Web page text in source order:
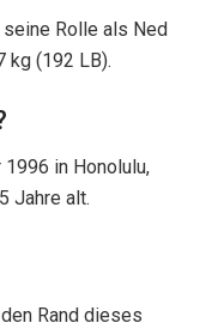
Rolle als Ned
kg (192 LB).
in Honolulu,
Jahre alt.
Rand dieses